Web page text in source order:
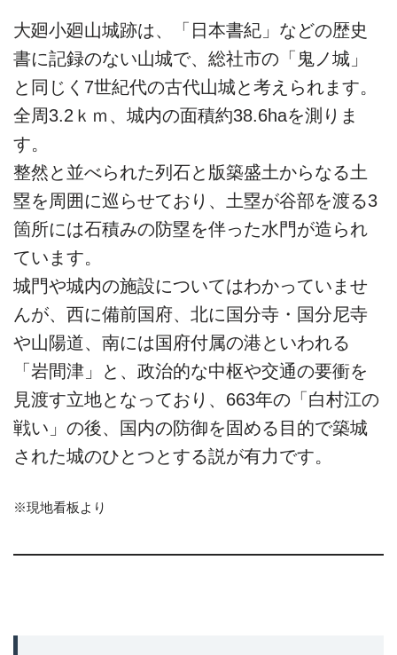
大廻小廻山城跡は、「日本書紀」などの歴史
書に記録のない山城で、総社市の「鬼ノ城」
と同じく7世紀代の古代山城と考えられます。
全周3.2ｋｍ、城内の面積約38.6haを測りま
す。
整然と並べられた列石と版築盛土からなる土
塁を周囲に巡らせており、土塁が谷部を渡る3
箇所には石積みの防塁を伴った水門が造られ
ています。
城門や城内の施設についてはわかっていませ
んが、西に備前国府、北に国分寺・国分尼寺
や山陽道、南には国府付属の港といわれる
「岩間津」と、政治的な中枢や交通の要衝を
見渡す立地となっており、663年の「白村江の
戦い」の後、国内の防御を固める目的で築城
された城のひとつとする説が有力です。
※現地看板より